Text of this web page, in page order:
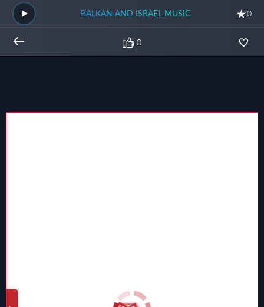
BALKAN AND ISRAEL MUSIC 0
0